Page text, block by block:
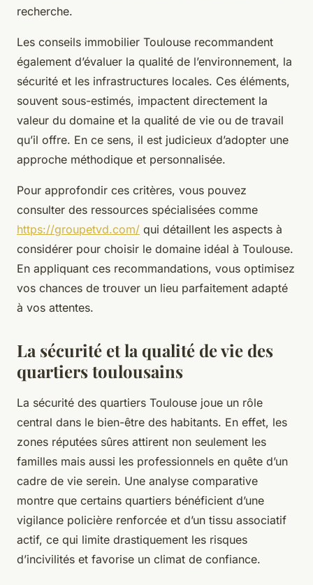
recherche.
Les conseils immobilier Toulouse recommandent
également d’évaluer la qualité de l’environnement, la
sécurité et les infrastructures locales. Ces éléments,
souvent sous-estimés, impactent directement la
valeur du domaine et la qualité de vie ou de travail
qu’il offre. En ce sens, il est judicieux d’adopter une
approche méthodique et personnalisée.
Pour approfondir ces critères, vous pouvez
consulter des ressources spécialisées comme
https://groupetvd.com/ qui détaillent les aspects à
considérer pour choisir le domaine idéal à Toulouse.
En appliquant ces recommandations, vous optimisez
vos chances de trouver un lieu parfaitement adapté
à vos attentes.
La sécurité et la qualité de vie des
quartiers toulousains
La sécurité des quartiers Toulouse joue un rôle
central dans le bien-être des habitants. En effet, les
zones réputées sûres attirent non seulement les
familles mais aussi les professionnels en quête d’un
cadre de vie serein. Une analyse comparative
montre que certains quartiers bénéficient d’une
vigilance policière renforcée et d’un tissu associatif
actif, ce qui limite drastiquement les risques
d’incivilités et favorise un climat de confiance.